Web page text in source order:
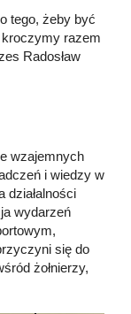
tego, żeby być
kroczymy razem
Radosław
wzajemnych
i wiedzy w
działalności
wydarzeń
się do
żołnierzy,